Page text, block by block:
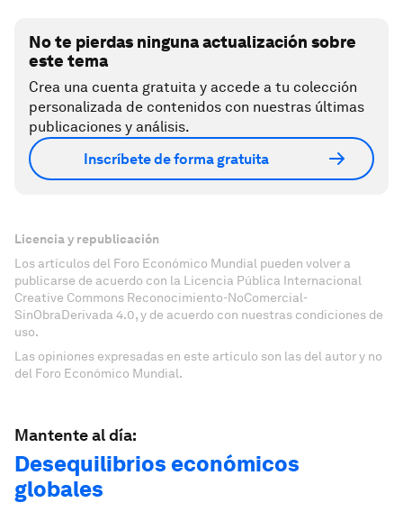
No te pierdas ninguna actualización sobre
este tema
Crea una cuenta gratuita y accede a tu colección
personalizada de contenidos con nuestras últimas
publicaciones y análisis.
Inscríbete de forma gratuita
Licencia y republicación
Los artículos del Foro Económico Mundial pueden volver a
publicarse de acuerdo con la Licencia Pública Internacional
Creative Commons Reconocimiento-NoComercial-
SinObraDerivada 4.0, y de acuerdo con nuestras condiciones de
uso.
Las opiniones expresadas en este artículo son las del autor y no
del Foro Económico Mundial.
Mantente al día:
Desequilibrios económicos
globales